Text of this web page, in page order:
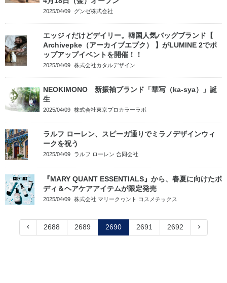
2025/04/09 グンゼ株式会社
エッジィだけどデイリー。韓国人気バッグブランド【
Archivepke（アーカイブエプク） 】がLUMINE 2でポ
ップアップイベントを開催！！
2025/04/09 株式会社カタルデザイン
NEOKIMONO 新振袖ブランド「華写（ka-sya）」誕
生
2025/04/09 株式会社東京プロカラーラボ
ラルフ ローレン、スピーガ通りでミラノデザインウィ
ークを祝う
2025/04/09 ラルフ ローレン 合同会社
『MARY QUANT ESSENTIALS』から、春夏に向けたボ
ディ＆ヘアケアアイテムが限定発売
2025/04/09 株式会社 マリークヮント コスメチックス
2688 2689 2690 2691 2692